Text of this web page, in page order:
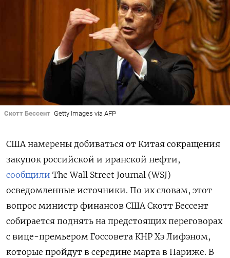
Скотт Бессент Getty Images via AFP
США намерены добиваться от Китая сокращения
закупок российской и иранской нефти,
сообщили The Wall Street Journal (WSJ)
осведомленные источники. По их словам, этот
вопрос министр финансов США Скотт Бессент
собирается поднять на предстоящих переговорах
с вице-премьером Госсовета КНР Хэ Лифэном,
которые пройдут в середине марта в Париже. В